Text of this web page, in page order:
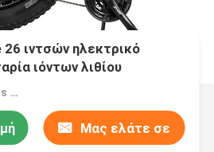
26 ιντσών ηλεκτρικό
ιόντων λιθίου
Τιμή：$799.00/cartons 1-5 cartons
Μας ελάτε σε